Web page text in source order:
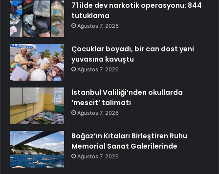
71 ilde dev narkotik operasyonu: 844
tutuklama
Ağustos 7, 2026
Çocuklar boyadı, bir can dost yeni
yuvasına kavuştu
Ağustos 7, 2026
İstanbul Valiliği’nden okullarda
‘mescit’ talimatı
Ağustos 7, 2026
Boğaz’ın Kıtaları Birleştiren Ruhu
Memorial Sanat Galerilerinde
Ağustos 7, 2026